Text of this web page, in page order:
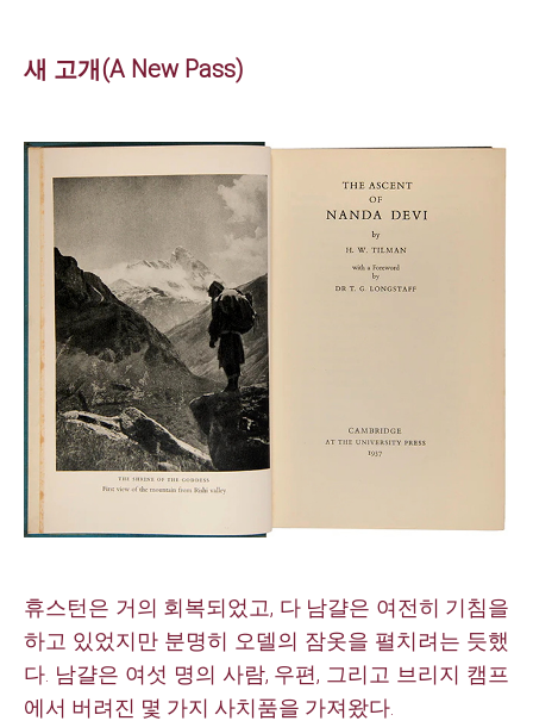
새 고개(A New Pass)
휴스턴은 거의 회복되었고, 다 남걀은 여전히 기침을
하고 있었지만 분명히 오델의 잠옷을 펼치려는 듯했
다. 남걀은 여섯 명의 사람, 우편, 그리고 브리지 캠프
에서 버려진 몇 가지 사치품을 가져왔다.